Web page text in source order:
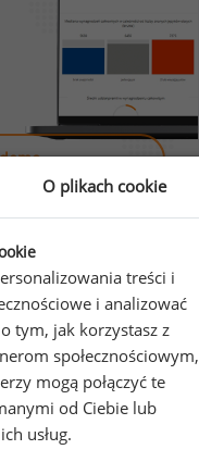
raportu?
O plikach cookie
treści i
i analizować
tym, jak korzystasz z
społecznościowym,
mogą połączyć te
od Ciebie lub
usług.